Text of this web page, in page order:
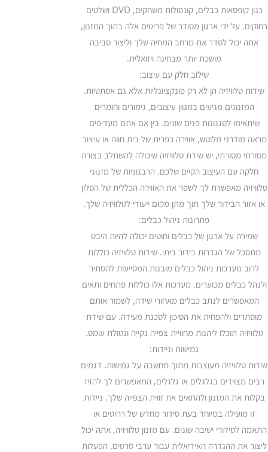
כגון קופסאות כבלים, קונסולות משחקים, DVD ושלטים
רחוקים. על ידי ארגון מסודר של פריטים אלה בתוך המזנון,
אתה יכול לסדר את מרחב המחיה שלך וליצור סביבה
מושכת יותר מבחינה ויזואלית.
שילוב חלק עם עיצוב:
שידות טלוויזיה הן לא רק פונקציונליות אלא גם אסתטיות.
המזנונים מגיעים במגוון עיצובים, גימורים וחומרים
שיתאימו לסגנונות פנים שונים. בין אם אתם מעדיפים
מראה מודרני מלוטש, אווירה כפרית של בית חווה או עיצוב
מסורתי מסורתי, יש שידת טלוויזיה שיכולה להשתלב בצורה
חלקה עם העיצוב הקיים שלכם. הרבגוניות של מזנוני
טלוויזיה מאפשרת לך לשפר את האווירה הכללית של הסלון
או אזור הבידור שלך תוך מתן מקום ייעודי לטלוויזיה שלך.
פתרונות ניהול כבלים:
שמירה על ארגון של כבלים וחוטים יכולה להיות היבט
מתסכל של הגדרות בידור ביתי. שידות טלוויזיה כוללות
לרוב מערכות ניהול כבלים מובנות המסייעות להסתיר
ולנהל כבלים מכוערים. מערכות אלו כוללות פתחים ותאים
המאפשרים לנתב כבלים מאחורי שידה, לשמור אותם
מוסתרים ולהפחית את הסיכון לסכנת מעידה. עם שידת
טלוויזיה תוכלו ליהנות מחוויית צפייה נקייה ונטולת עומס.
גמישות וניידות:
שידות טלוויזיה מעוצבות מתוך מחשבה על גמישות. דגמים
רבים מצוידים בגלגלים או גלגלים, המאפשרים לך להזיז
בקלות את המזנון ולהתאים את זווית הצפייה שלך. ניידות
זו מועילה במיוחד בעת סידור מחדש של רהיטים או
התאמה לסידורי ישיבה שונים. עם מזנון טלוויזיה, אתה יכול
ליצור את ההגדרה האידיאלית עבור ערבי סרטים, הפעלות